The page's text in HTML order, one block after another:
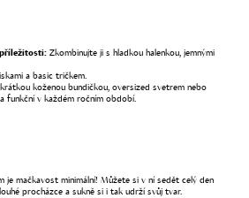
Zkombinujte ji s hladkou halenkou, jemnými
a basic tričkem.
koženou bundičkou, oversized svetrem nebo
funkční v každém ročním období.
je mačkavost minimální! Můžete si v ní sedět celý den
procházce a sukně si i tak udrží svůj tvar.